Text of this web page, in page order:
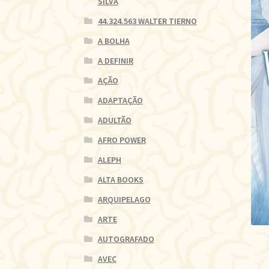
44.324.563 WALTER TIERNO
A BOLHA
A DEFINIR
AÇÃO
ADAPTAÇÃO
ADULTÃO
AFRO POWER
ALEPH
ALTA BOOKS
ARQUIPELAGO
ARTE
AUTOGRAFADO
AVEC